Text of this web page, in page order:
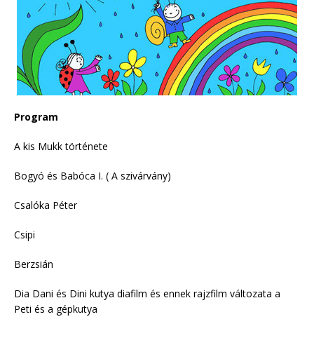
Program
A kis Mukk története
Bogyó és Babóca I. ( A szivárvány)
Csalóka Péter
Csipi
Berzsián
Dia Dani és Dini kutya diafilm és ennek rajzfilm változata a
Peti és a gépkutya